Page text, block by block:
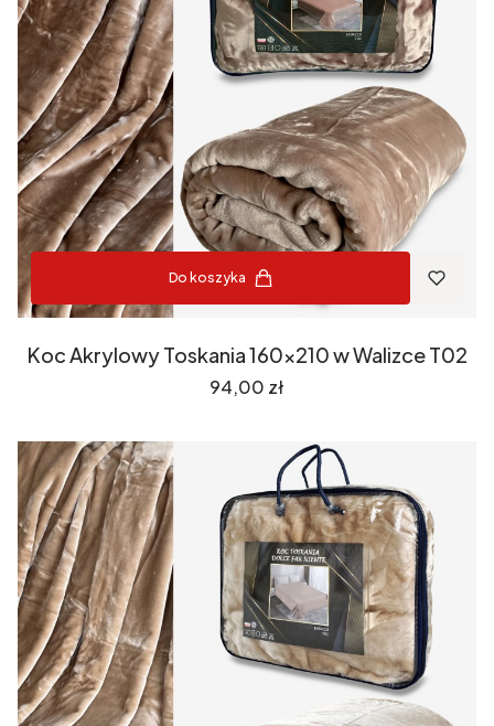
Do koszyka
Koc Akrylowy Toskania 160x210 w Walizce T02
Cena
94,00 zł